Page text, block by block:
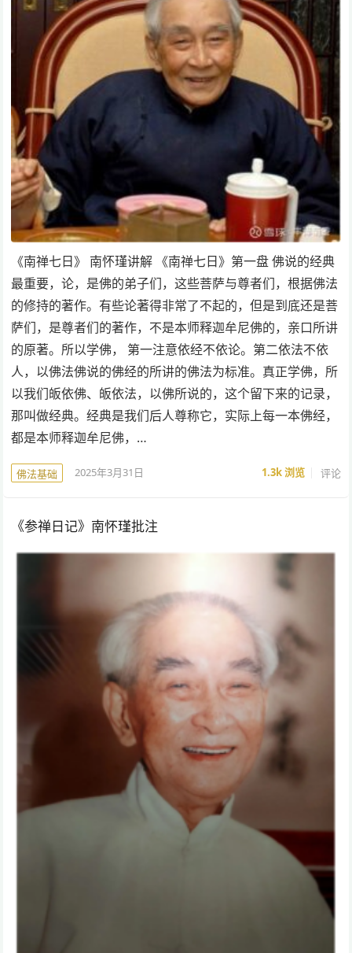
《南禅七日》 南怀瑾讲解 《南禅七日》第一盘 佛说的经典
最重要，论，是佛的弟子们，这些菩萨与尊者们，根据佛法
的修持的著作。有些论著得非常了不起的，但是到底还是菩
萨们，是尊者们的著作，不是本师释迦牟尼佛的，亲口所讲
的原著。所以学佛， 第一注意依经不依论。第二依法不依
人，以佛法佛说的佛经的所讲的佛法为标准。真正学佛，所
以我们皈依佛、皈依法，以佛所说的，这个留下来的记录，
那叫做经典。经典是我们后人尊称它，实际上每一本佛经，
都是本师释迦牟尼佛，…
佛法基础 2025年3月31日 1.3k浏览 评论
《参禅日记》南怀瑾批注